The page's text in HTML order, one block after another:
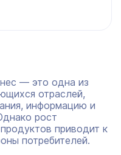
— это одна из
отраслей,
информацию и
рост
приводит к
потребителей.